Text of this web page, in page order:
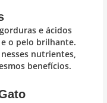
e ácidos
o pelo brilhante.
nutrientes,
benefícios.